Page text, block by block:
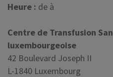
Heure : de à
Centre de Transfusion
luxembourgeoise
42 Boulevard Joseph II
L-1840 Luxembourg